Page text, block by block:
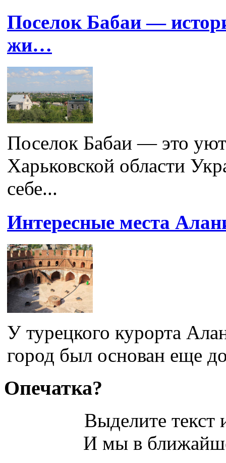
Поселок Бабаи —
жи…
Поселок Бабаи — это
Харьковской области
себе...
Интересные места
У турецкого курорта
город был основан еще
Опечатка?
Выделите
И мы в